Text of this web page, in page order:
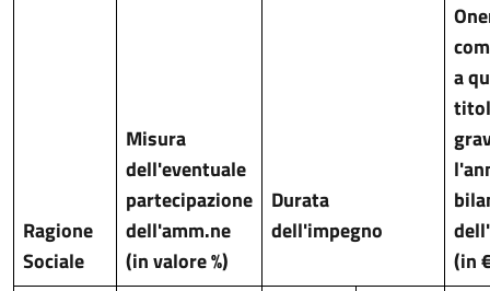
Ragione
Sociale
Misura
dell'eventuale
partecipazione
dell'amm.ne
(in valore %)
Durata
dell'impegno
a
(in